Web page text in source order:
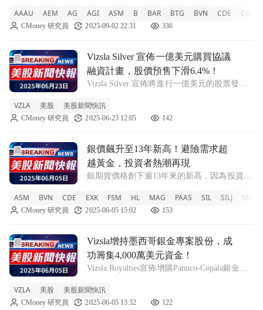
眼。 在持續的地緣政治緊張和對美國聯邦儲
備銀行獨立性的擔憂中，金價於週二達到全新
AAAU AEM AG AGI ASM B BAR BTG BVN CDE CGAU
CMoney 研究員 2025-09-02 22:31 336
前往Vizsla Silver 宣佈一億美元購買協議融資計畫，股價預
Vizsla Silver 宣佈一億美元購買協議
融資計畫，股價預售下滑6.4%！
Vizsla Silver 宣佈將進行一億美元的股票發
用於推進其墨西哥Panuco專案。 Vizsla
Silver（NYSE: VZLA）今日宣佈，其承銷
VZLA 美股 美股新聞快訊
CMoney 研究員 2025-06-23 12:05 142
前往銀價飆升至13年新高！避險需求超越黃金，投資者熱潮
銀價飆升至13年新高！避險需求超
越黃金，投資者熱潮再現
銀期貨價格創下逾13年來的新高，因為投資者
也同步上漲。 在全球經濟不確定性加劇之
際，銀期貨價格週四驟然攀升，達到自2012年
ASM BVN CDE EXK FSM HL MAG PAAS SIL SILJ SIVR
CMoney 研究員 2025-06-05 15:02 153
前往Vizsla增持墨西哥銀金專案股份，成功籌集4,000萬美元
Vizsla增持墨西哥銀金專案股份，成
功籌集4,000萬美元資金！
Vizsla Royalties宣佈增購Panuco-Copala銀金項
元的融資，以加強在全球高品位銀金區域的投
資。 Vizsla Royalties（N
VZLA 美股 美股新聞快訊
CMoney 研究員 2025-06-05 13:32 122